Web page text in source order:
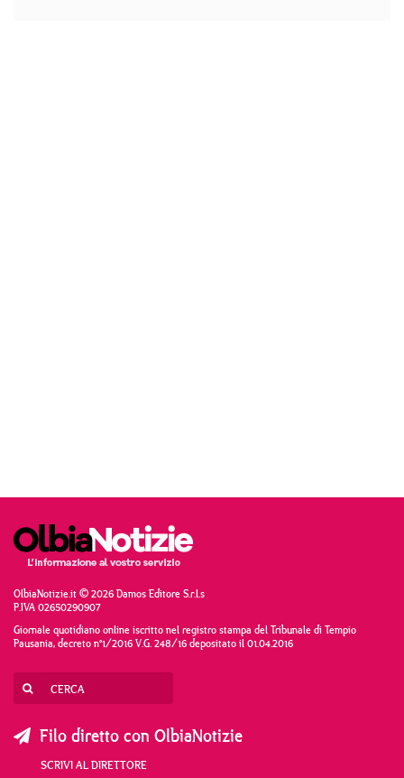
OlbiaNotizie.it © 2026 Damos Editore S.r.l.s
P.IVA 02650290907
Giornale quotidiano online iscritto nel registro stampa del Tribunale di Tempio
Pausania, decreto n°1/2016 V.G. 248/16 depositato il 01.04.2016
Filo diretto con OlbiaNotizie
SCRIVI AL DIRETTORE